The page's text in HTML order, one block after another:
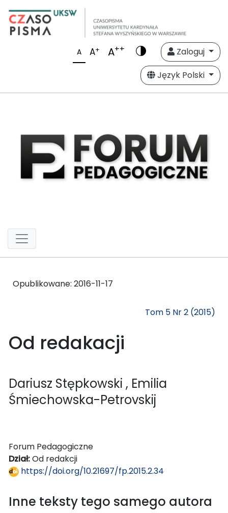
A A+ A++
Zaloguj
Język Polski
Opublikowane: 2016-11-17
Tom 5 Nr 2 (2015)
Od redakacji
Dariusz Stępkowski , Emilia
Śmiechowska-Petrovskij
Forum Pedagogiczne
Dział:Od redakcji
https://doi.org/10.21697/fp.2015.2.34
Inne teksty tego samego autora